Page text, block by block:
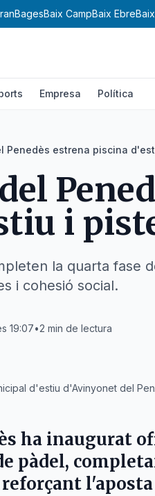
BagesBaix CampBaix Ebre
Empresa Política
Penedès estrena piscina
i
la quarta fase
i cohesió social.
19:07•2 min de lectura
d'estiu d'Avinyonet del
ha inaugurat
pàdel,